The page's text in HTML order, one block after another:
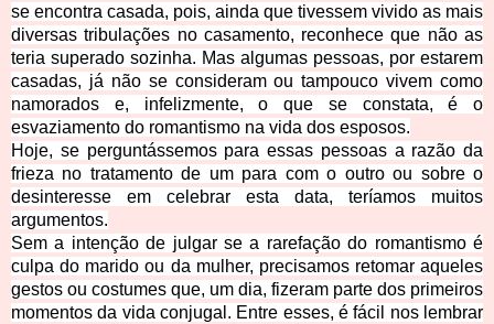
se encontra casada, pois, ainda que tivessem vivido as mais
diversas tribulações no casamento, reconhece que não as
teria superado sozinha. Mas algumas pessoas, por estarem
casadas, já não se consideram ou tampouco vivem como
namorados e, infelizmente, o que se constata, é o
esvaziamento do romantismo na vida dos esposos.
Hoje, se perguntássemos para essas pessoas a razão da
frieza no tratamento de um para com o outro ou sobre o
desinteresse em celebrar esta data, teríamos muitos
argumentos.
Sem a intenção de julgar se a rarefação do romantismo é
culpa do marido ou da mulher, precisamos retomar aqueles
gestos ou costumes que, um dia, fizeram parte dos primeiros
momentos da vida conjugal. Entre esses, é fácil nos lembrar